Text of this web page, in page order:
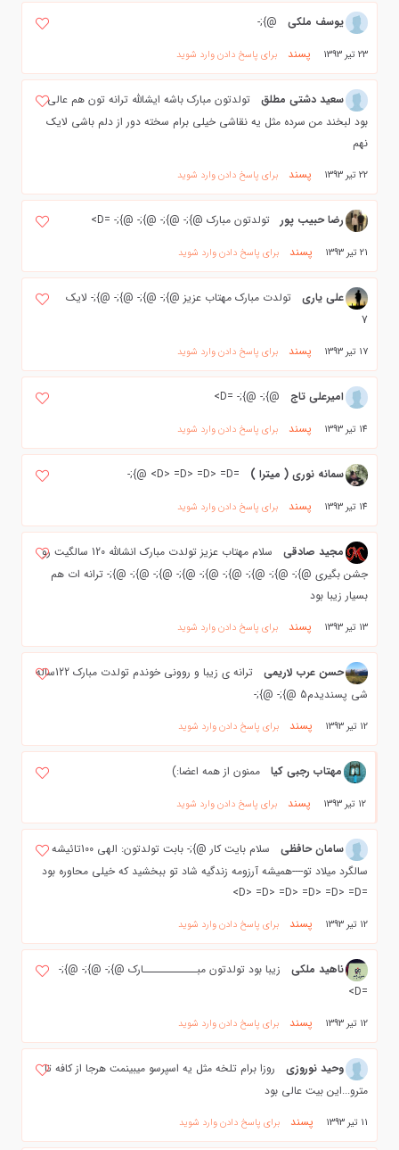
یوسف ملکی @};-
23 تیر 1393 پسند برای پاسخ دادن وارد شوید
سعید دشتی مطلق
تولدتون مبارک باشه ایشالله ترانه تون هم عالی
بود لبخند من سرده مثل یه نقاشی خیلی برام سخته دور از دلم باشی لایک
نهم
22 تیر 1393 پسند برای پاسخ دادن وارد شوید
رضا حبیب پور تولدتون مبارک @};- @};- @};- @};- =D>
21 تیر 1393 پسند برای پاسخ دادن وارد شوید
علی یاری
تولدت مبارک مهتاب عزیز @};- @};- @};- @};- لایک
7
17 تیر 1393 پسند برای پاسخ دادن وارد شوید
امیرعلی تاج @};- @};- =D>
14 تیر 1393 پسند برای پاسخ دادن وارد شوید
سمانه نوری‌ ( ميترا ) =D> =D> =D> =D> @};-
14 تیر 1393 پسند برای پاسخ دادن وارد شوید
مجید صادقی
سلام مهتاب عزيز تولدت مبارك انشالله 120 سالگيت رو
جشن بگيري @};- @};- @};- @};- @};- @};- @};- @};- @};- ترانه ات هم
بسيار زيبا بود
13 تیر 1393 پسند برای پاسخ دادن وارد شوید
حسن عرب لاریمی
ترانه ی زیبا و روونی خوندم تولدت مبارک 122ساله
شی پسندیدم5 @};- @};-
12 تیر 1393 پسند برای پاسخ دادن وارد شوید
مهتاب رجبي كيا ممنون از همه اعضا:)
12 تیر 1393 پسند برای پاسخ دادن وارد شوید
سامان حافظی
سلام بایت کار @};- بابت تولدتون: الهی 100تائیشه
سالگرد میلاد تو----همیشه آرزومه زندگیه شاد تو ببخشید که خیلی محاوره بود
=D> =D> =D> =D> =D> =D>
12 تیر 1393 پسند برای پاسخ دادن وارد شوید
ناهید ملکی
زیبا بود تولدتون مبــــــــــــارک @};- @};- @};-
=D>
12 تیر 1393 پسند برای پاسخ دادن وارد شوید
وحید نوروزی
روزا برام تلخه مثل یه اسپرسو میبینمت هرجا از کافه تا
مترو...این بیت عالی بود
11 تیر 1393 پسند برای پاسخ دادن وارد شوید